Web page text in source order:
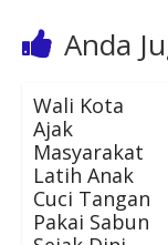
Anda
Wali Kota
Ajak
Masyarakat
Latih Anak
Cuci Tangan
Pakai Sabun